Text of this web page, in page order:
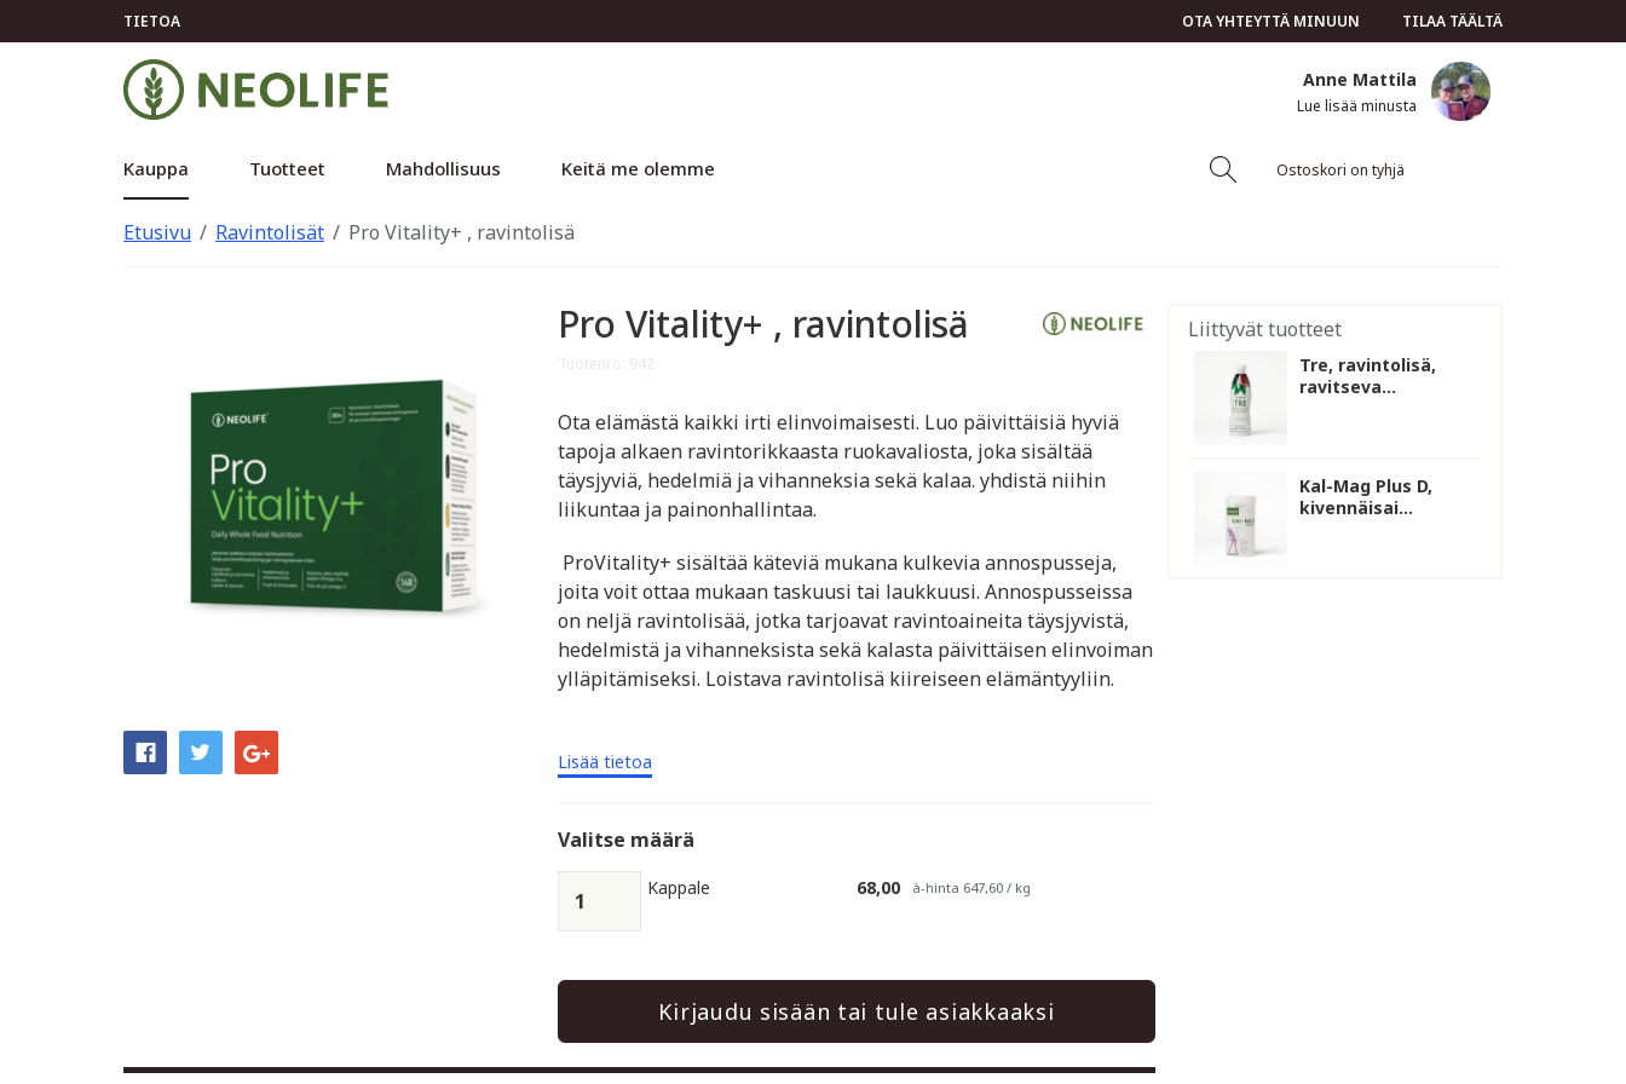
TILAA TÄÄLTÄ
OTA YHTEYTTÄ MINUUN
TIETOA
Anne Mattila
Lue lisää minusta
Ostoskori on tyhjä
Kauppa Tuotteet Mahdollisuus Keitä me olemme
Etusivu Ravintolisät Pro Vitality+ , ravintolisä
Pro Vitality+ , ravintolisä
Ota elämästä kaikki irti elinvoimaisesti. Luo päivittäisiä hyviä
tapoja alkaen ravintorikkaasta ruokavaliosta, joka sisältää
täysjyviä, hedelmiä ja vihanneksia sekä kalaa. yhdistä niihin
liikuntaa ja painonhallintaa.
ProVitality+ sisältää käteviä mukana kulkevia annospusseja,
joita voit ottaa mukaan taskuusi tai laukkuusi. Annospusseissa
on neljä ravintolisää, jotka tarjoavat ravintoaineita täysjyvistä,
hedelmistä ja vihanneksista sekä kalasta päivittäisen elinvoiman
ylläpitämiseksi. Loistava ravintolisä kiireiseen elämäntyyliin.
Lisää tietoa
Valitse määrä
Kappale 68,00 à-hinta 647,60 / kg
Kirjaudu sisään tai tule asiakkaaksi
Liittyvät tuotteet
Tre, ravintolisä,
ravitseva...
Kal-Mag Plus D,
kivennäisai...